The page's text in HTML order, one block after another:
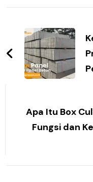
Apa Itu Box
Fungsi dan